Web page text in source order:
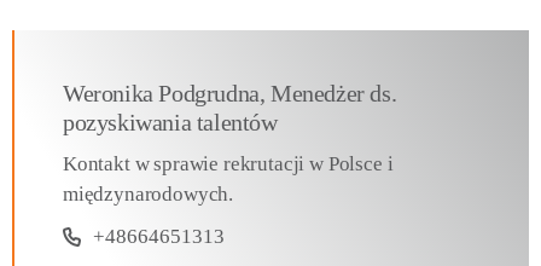
Weronika Podgrudna, Menedżer ds.
pozyskiwania talentów
Kontakt w sprawie rekrutacji w Polsce i
międzynarodowych.
+48664651313